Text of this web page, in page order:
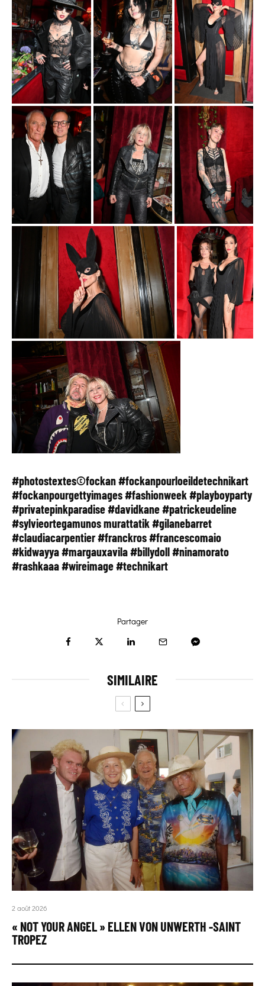
#photostextes©fockan #fockanpourloeildetechnikart
#fockanpourgettyimages #fashionweek #playboyparty
#privatepinkparadise #davidkane #patrickeudeline
#sylvieortegamunos murattatik #gilanebarret
#claudiacarpentier #franckros #francescomaio
#kidwayya #margauxavila #billydoll #ninamorato
#rashkaaa #wireimage #technikart
Partager
SIMILAIRE
2 août 2026
« NOT YOUR ANGEL » ELLEN VON UNWERTH -SAINT
TROPEZ